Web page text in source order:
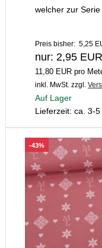
welcher zur
Preis bisher: 5,25
nur: 2,95 EUR
11,80 EUR pro
inkl. MwSt. zzgl.
Auf Lager
Lieferzeit: ca. 3-5
-43%